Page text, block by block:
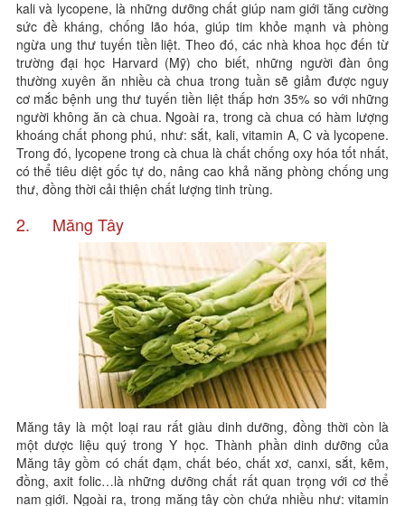
kali và lycopene, là những dưỡng chất giúp nam giới tăng cường
sức đề kháng, chống lão hóa, giúp tim khỏe mạnh và phòng
ngừa ung thư tuyến tiền liệt. Theo đó, các nhà khoa học đến từ
trường đại học Harvard (Mỹ) cho biết, những người đàn ông
thường xuyên ăn nhiều cà chua trong tuần sẽ giảm được nguy
cơ mắc bệnh ung thư tuyến tiền liệt thấp hơn 35% so với những
người không ăn cà chua. Ngoài ra, trong cà chua có hàm lượng
khoáng chất phong phú, như: sắt, kali, vitamin A, C và lycopene.
Trong đó, lycopene trong cà chua là chất chống oxy hóa tốt nhất,
có thể tiêu diệt gốc tự do, nâng cao khả năng phòng chống ung
thư, đồng thời cải thiện chất lượng tinh trùng.
2. Măng Tây
Măng tây là một loại rau rất giàu dinh dưỡng, đồng thời còn là
một dược liệu quý trong Y học. Thành phần dinh dưỡng của
Măng tây gồm có chất đạm, chất béo, chất xơ, canxi, sắt, kẽm,
đồng, axit folic…là những dưỡng chất rất quan trọng với cơ thể
nam giới. Ngoài ra, trong măng tây còn chứa nhiều như: vitamin